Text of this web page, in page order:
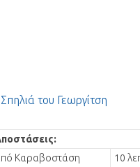
του Γεωργίτση
Καραβοστάση
10